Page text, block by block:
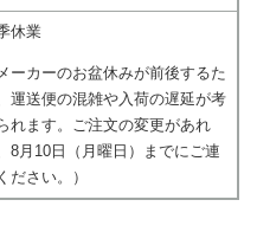
休業
メーカーのお盆休みが前後するた
運送便の混雑や入荷の遅延が考
れます。ご注文の変更があれ
8月10日（月曜日）までにご連
ださい。）